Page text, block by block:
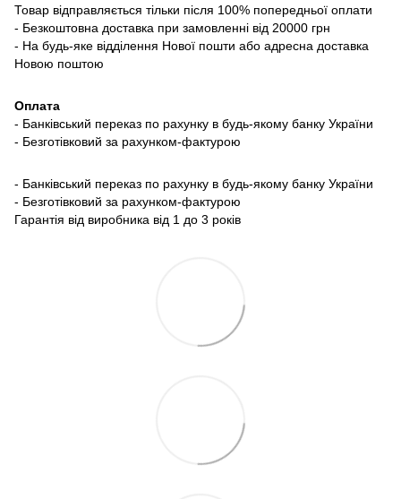
Товар відправляється тільки після 100% попередньої оплати
- Безкоштовна доставка при замовленні від 20000 грн
- На будь-яке відділення Нової пошти або адресна доставка
Новою поштою
Оплата
- Банківський переказ по рахунку в будь-якому банку України
- Безготівковий за рахунком-фактурою
- Банківський переказ по рахунку в будь-якому банку України
- Безготівковий за рахунком-фактурою
Гарантія від виробника від 1 до 3 років